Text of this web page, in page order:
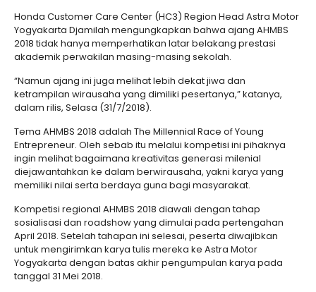
Honda Customer Care Center (HC3) Region Head Astra Motor
Yogyakarta Djamilah mengungkapkan bahwa ajang AHMBS
2018 tidak hanya memperhatikan latar belakang prestasi
akademik perwakilan masing-masing sekolah.
“Namun ajang ini juga melihat lebih dekat jiwa dan
ketrampilan wirausaha yang dimiliki pesertanya,” katanya,
dalam rilis, Selasa (31/7/2018).
Tema AHMBS 2018 adalah The Millennial Race of Young
Entrepreneur. Oleh sebab itu melalui kompetisi ini pihaknya
ingin melihat bagaimana kreativitas generasi milenial
diejawantahkan ke dalam berwirausaha, yakni karya yang
memiliki nilai serta berdaya guna bagi masyarakat.
Kompetisi regional AHMBS 2018 diawali dengan tahap
sosialisasi dan roadshow yang dimulai pada pertengahan
April 2018. Setelah tahapan ini selesai, peserta diwajibkan
untuk mengirimkan karya tulis mereka ke Astra Motor
Yogyakarta dengan batas akhir pengumpulan karya pada
tanggal 31 Mei 2018.